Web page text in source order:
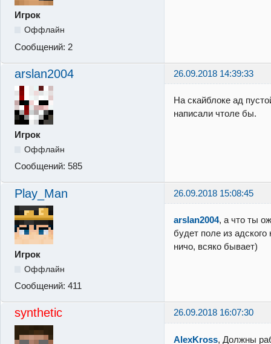
Игрок
Оффлайн
Сообщений: 2
arslan2004 26.09.2018 14:39:33
Игрок
Оффлайн
Сообщений: 585
На скайблоке ад
написали чтоле бы.
Play_Man 26.09.2018 15:08:45
Игрок
Оффлайн
Сообщений: 411
arslan2004, а что ты
будет поле из
ничо, всяко бывает)
synthetic 26.09.2018 16:07:30
AlexKross, Должны